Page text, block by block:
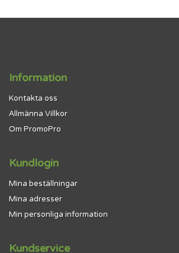
Information
Kontakta oss
Allmänna Villkor
Om PromoPro
Kundlogin
Mina beställningar
Mina adresser
Min personliga information
Kundservice